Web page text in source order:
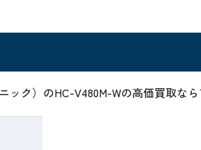
ック）のHC-V480M-Wの高価買取な